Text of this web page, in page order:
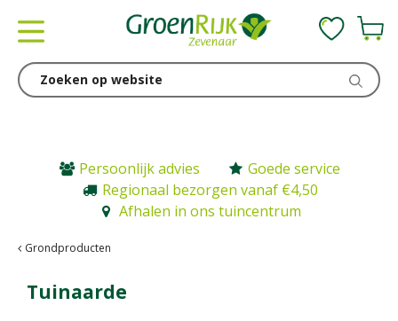
Persoonlijk advies
Goede service
Regionaal bezorgen vanaf €4,50
Afhalen in ons tuincentrum
Grondproducten
Tuinaarde